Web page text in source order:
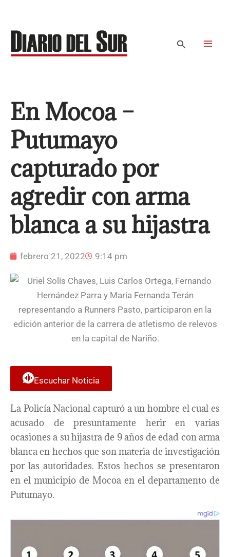
contenido
Buscar
En Mocoa –
Putumayo
capturado por
agredir con arma
blanca a su hijastra
febrero 21, 2022 9:14 pm
Escuchar Noticia
La Policía Nacional capturó a un hombre el cual es
acusado de presuntamente herir en varias
ocasiones a su hijastra de 9 años de edad con arma
blanca en hechos que son materia de investigación
por las autoridades. Estos hechos se presentaron
en el municipio de Mocoa en el departamento de
Putumayo.